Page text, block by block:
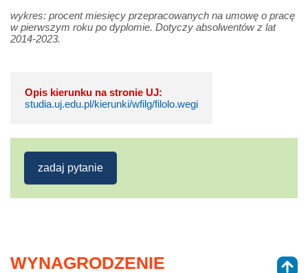
wykres: procent miesięcy przepracowanych na umowę o pracę
w pierwszym roku po dyplomie. Dotyczy absolwentów z lat
2014-2023.
Opis kierunku na stronie UJ:
studia.uj.edu.pl/kierunki/wfilg/filolo.wegi
zadaj pytanie
WYNAGRODZENIE